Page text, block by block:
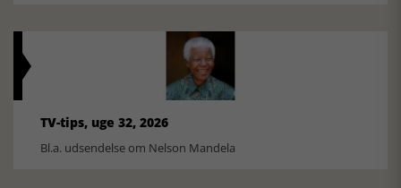
TV-tips, uge 32, 2026
Bl.a. udsendelse om Nelson Mandela